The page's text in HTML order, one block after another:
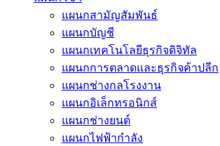
แผนกสามัญสัมพันธ์
แผนกบัญชี
แผนกเทคโนโลยีธุรกิจดิจิทัล
แผนกการตลาดและธุรกิจค้าปลีก
แผนกช่างกลโรงงาน
แผนกอิเล็กทรอนิกส์
แผนกช่างยนต์
แผนกไฟฟ้ากำลัง